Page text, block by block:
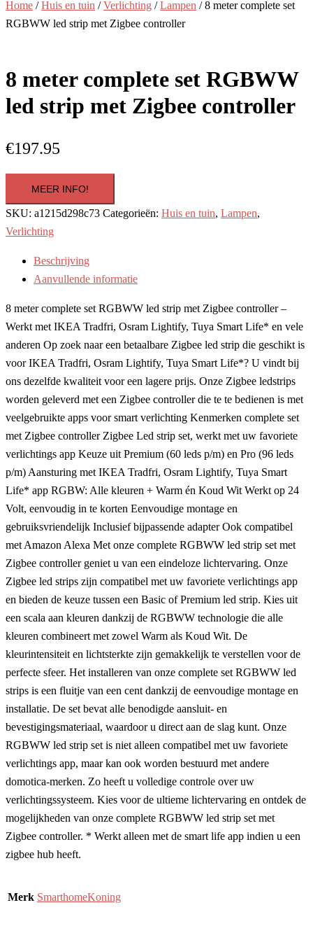
Home /Huis en tuin /Verlichting /Lampen / 8 meter complete set
RGBWW led strip met Zigbee controller
8 meter complete set RGBWW
led strip met Zigbee controller
€197.95
MEER INFO!
SKU: a1215d298c73 Categorieën: Huis en tuin, Lampen,
Verlichting
Beschrijving
Aanvullende informatie
8 meter complete set RGBWW led strip met Zigbee controller –
Werkt met IKEA Tradfri, Osram Lightify, Tuya Smart Life* en vele
anderen Op zoek naar een betaalbare Zigbee led strip die geschikt is
voor IKEA Tradfri, Osram Lightify, Tuya Smart Life*? U vindt bij
ons dezelfde kwaliteit voor een lagere prijs. Onze Zigbee ledstrips
worden geleverd met een Zigbee controller die te te bedienen is met
veelgebruikte apps voor smart verlichting Kenmerken complete set
met Zigbee controller Zigbee Led strip set, werkt met uw favoriete
verlichtings app Keuze uit Premium (60 leds p/m) en Pro (96 leds
p/m) Aansturing met IKEA Tradfri, Osram Lightify, Tuya Smart
Life* app RGBW: Alle kleuren + Warm én Koud Wit Werkt op 24
Volt, eenvoudig in te korten Eenvoudige montage en
gebruiksvriendelijk Inclusief bijpassende adapter Ook compatibel
met Amazon Alexa Met onze complete RGBWW led strip set met
Zigbee controller geniet u van een eindeloze lichtervaring. Onze
Zigbee led strips zijn compatibel met uw favoriete verlichtings app
en bieden de keuze tussen een Basic of Premium led strip. Kies uit
een scala aan kleuren dankzij de RGBWW technologie die alle
kleuren combineert met zowel Warm als Koud Wit. De
kleurintensiteit en lichtsterkte zijn gemakkelijk te verstellen voor de
perfecte sfeer. Het installeren van onze complete set RGBWW led
strips is een fluitje van een cent dankzij de eenvoudige montage en
installatie. De set bevat alle benodigde aansluit- en
bevestigingsmateriaal, waardoor u direct aan de slag kunt. Onze
RGBWW led strip set is niet alleen compatibel met uw favoriete
verlichtings app, maar kan ook worden bestuurd met andere
domotica-merken. Zo heeft u volledige controle over uw
verlichtingssysteem. Kies voor de ultieme lichtervaring en ontdek de
mogelijkheden van onze complete RGBWW led strip set met
Zigbee controller. * Werkt alleen met de smart life app indien u een
zigbee hub heeft.
Merk SmarthomeKoning